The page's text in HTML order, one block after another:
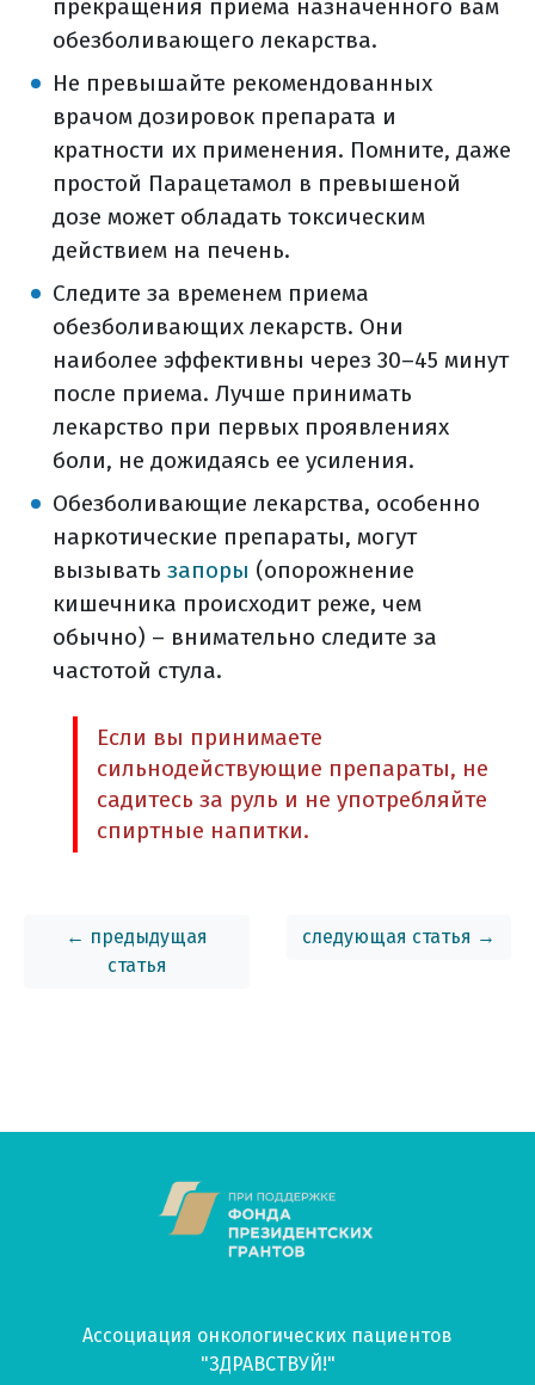
3d конформная лучевая терапия
лучевая терапия, моделированная
по интенсивности (imrt)
лучевая терапия, корректируемая
по изображениям (igrt)
стереотаксическая радиохирургия
(срх)
общие противопоказания к
лучевой терапии
частые побочные эффекты лучевой
терапии
питание на фоне лучевой терапии
лечение побочных явлений
лечение побочных эффектов на
фоне комбинированного лечения
лечение побочных явлений (общая
информация)
реабилитация
другие методы реабилитации
уход и реабилитация (общая
симптоматическая терапия
диспансерное наблюдение при ртм
диспансерное наблюдение (общая
информация)
прекращения приема назначенного вам
обезболивающего лекарства.
Не превышайте рекомендованных
врачом дозировок препарата и
кратности их применения. Помните, даже
простой Парацетамол в превышеной
дозе может обладать токсическим
действием на печень.
Следите за временем приема
обезболивающих лекарств. Они
наиболее эффективны через 30–45 минут
после приема. Лучше принимать
лекарство при первых проявлениях
боли, не дожидаясь ее усиления.
Обезболивающие лекарства, особенно
наркотические препараты, могут
вызывать запоры (опорожнение
кишечника происходит реже, чем
обычно) – внимательно следите за
частотой стула.
Если вы принимаете
сильнодействующие препараты, не
садитесь за руль и не употребляйте
спиртные напитки.
← предыдущая
статья
следующая статья →
Ассоциация онкологических пациентов
"ЗДРАВСТВУЙ!"